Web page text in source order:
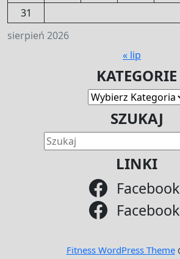
sierpień 2026
31
« lip
KATEGORIE
Kategorie
SZUKAJ
LINKI
Facebook
Facebook
Fitness WordPress Theme